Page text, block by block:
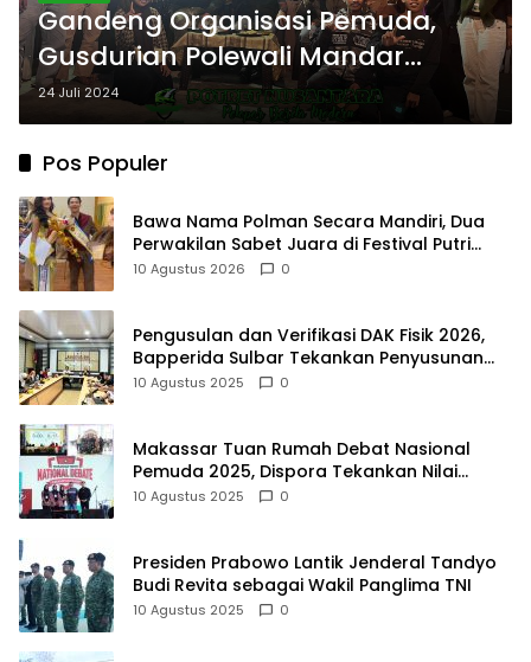
Gandeng Organisasi Pemuda,
Gusdurian Polewali Mandar
Adakan Dialog Kemasyarakatan.
24 Juli 2024
Pos Populer
Bawa Nama Polman Secara Mandiri, Dua
Perwakilan Sabet Juara di Festival Putri
Putra Batik Makassar
10 Agustus 2026 0
Pengusulan dan Verifikasi DAK Fisik 2026,
Bapperida Sulbar Tekankan Penyusunan
Grand Desain
10 Agustus 2025 0
Makassar Tuan Rumah Debat Nasional
Pemuda 2025, Dispora Tekankan Nilai
Sportif
10 Agustus 2025 0
Presiden Prabowo Lantik Jenderal Tandyo
Budi Revita sebagai Wakil Panglima TNI
10 Agustus 2025 0